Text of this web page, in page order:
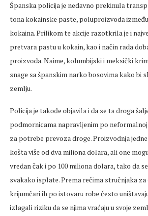
Španska policija je nedavno prekinula
tona kokainske paste, poluproizvoda
kokaina. Prilikom te akcije razotkrila je i
pretvara pastu u kokain, kao i način rada
proizvoda. Naime, kolumbijski i meksički
snage sa španskim narko bosovima kako bi
zemlju.
Policija je takođe objavila i da se ta droga
podmornicama napravljenim po
za potrebe prevoza droge. Proizvodnja
košta više od dva miliona dolara, ali one
vredan čak i po 100 miliona dolara, tako da
svakako isplate. Prema rečima stručnjaka
krijumčari ih po istovaru robe često
izlagali riziku da se njima vraćaju u svoje